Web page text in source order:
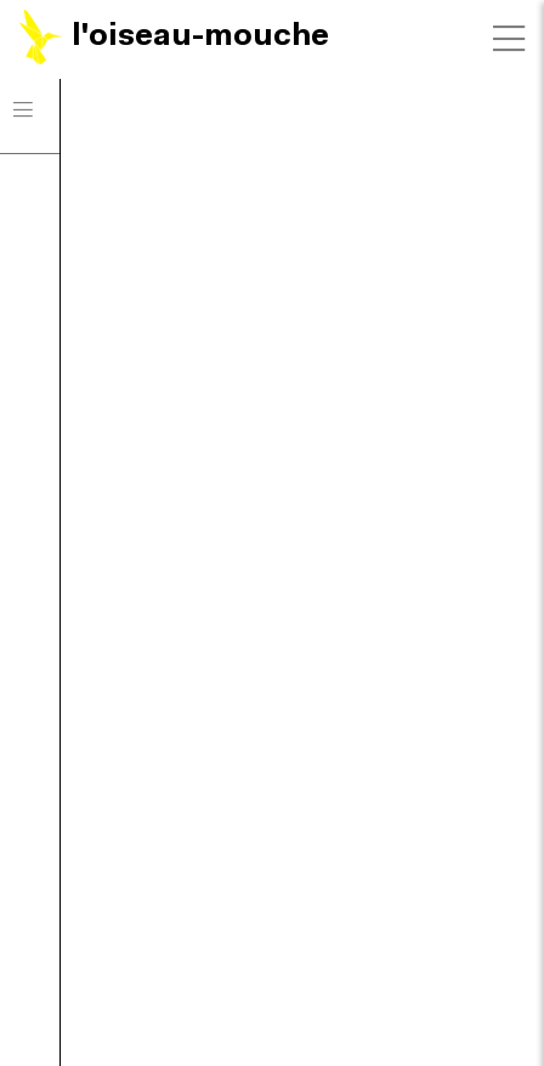
l'oiseau-mouche